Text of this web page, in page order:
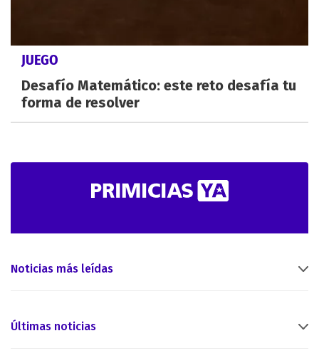
JUEGO
Desafío Matemático: este reto desafía tu
forma de resolver
Noticias más leídas
Últimas noticias